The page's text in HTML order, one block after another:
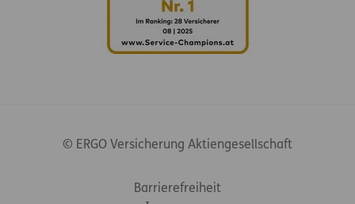
© ERGO Versicherung Aktiengesellschaft
Barrierefreiheit